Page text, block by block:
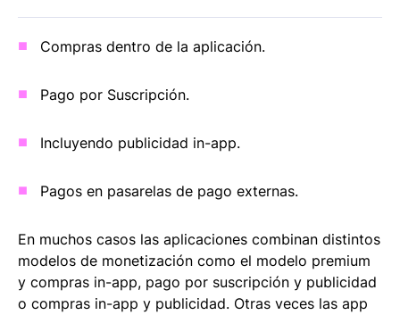
Compras dentro de la aplicación.
Pago por Suscripción.
Incluyendo publicidad in-app.
Pagos en pasarelas de pago externas.
En muchos casos las aplicaciones combinan distintos
modelos de monetización como el modelo premium
y compras in-app, pago por suscripción y publicidad
o compras in-app y publicidad. Otras veces las app